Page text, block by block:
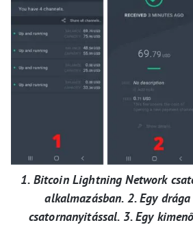
1. Bitcoin Lightning Network
alkalmazásban. 2. Egy
csatornanyitással. 3. Egy